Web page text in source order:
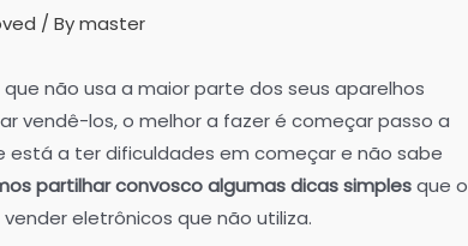
/ Bymaster
não usa a maior parte dos seus aparelhos
vendê-los, o melhor a fazer é começar passo a
está a ter dificuldades em começar e não sabe
partilhar convosco algumas dicas simplesque o
eletrônicos que não utiliza.